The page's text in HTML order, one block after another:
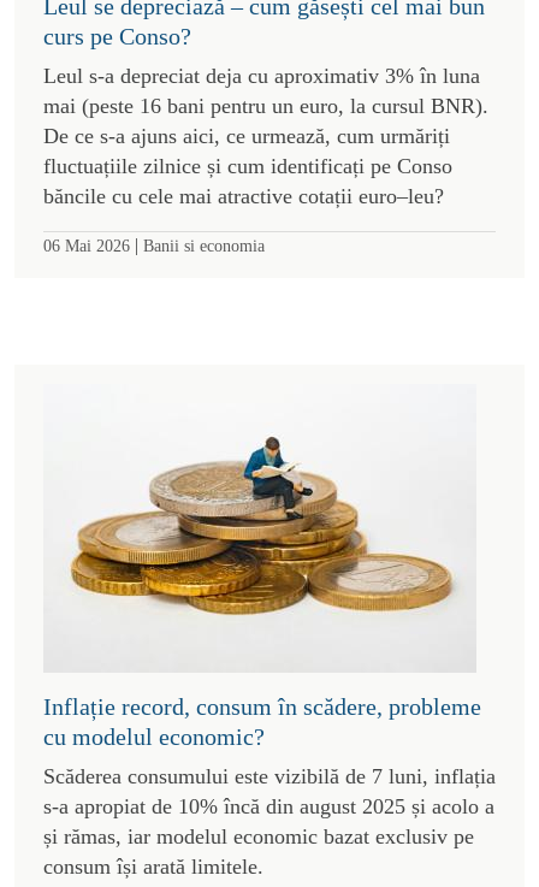
Leul se depreciază – cum găsești cel mai bun
curs pe Conso?
Leul s-a depreciat deja cu aproximativ 3% în luna
mai (peste 16 bani pentru un euro, la cursul BNR).
De ce s-a ajuns aici, ce urmează, cum urmăriți
fluctuațiile zilnice și cum identificați pe Conso
băncile cu cele mai atractive cotații euro–leu?
06 Mai 2026 | Banii si economia
Inflație record, consum în scădere, probleme
cu modelul economic?
Scăderea consumului este vizibilă de 7 luni, inflația
s-a apropiat de 10% încă din august 2025 și acolo a
și rămas, iar modelul economic bazat exclusiv pe
consum își arată limitele.